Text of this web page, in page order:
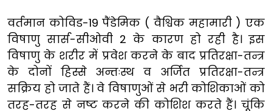
वर्तमान कोविड-19 पैंडेमिक ( वैश्विक महामारी ) एक
विषाणु सार्स-सीओवी 2 के कारण हो रही है। इस
विषाणु के शरीर में प्रवेश करने के बाद प्रतिरक्षा-तन्त्र
के दोनों हिस्से अन्तःस्थ व अर्जित प्रतिरक्षा-तन्त्र
सक्रिय हो जाते हैं। वे विषाणुओं से भरी कोशिकाओं को
तरह-तरह से नष्ट करने की कोशिश करते हैं। चूंकि